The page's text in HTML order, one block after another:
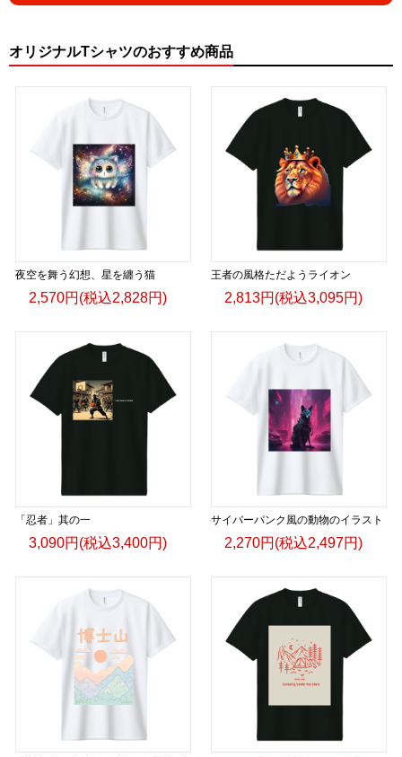
オリジナルTシャツのおすすめ商品
夜空を舞う幻想、星を纏う猫
2,570円(税込2,828円)
王者の風格ただようライオン
2,813円(税込3,095円)
「忍者」其の一
3,090円(税込3,400円)
サイバーパンク風の動物のイラスト
2,270円(税込2,497円)